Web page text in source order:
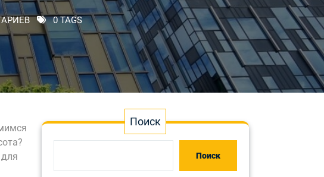
0 TAGS
Поиск
Поиск